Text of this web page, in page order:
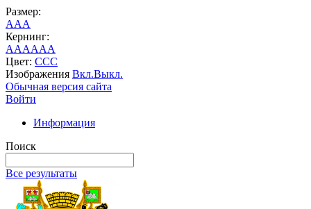
Размер:
AAA
Кернинг:
AAAAAA
Цвет: CCC
Изображения Вкл.Выкл.
Обычная версия сайта
Войти
Информация
Поиск
Все результаты